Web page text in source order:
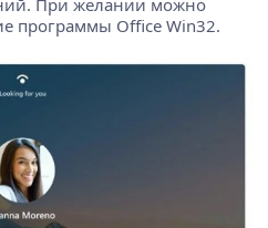
При желании можно
программы Office Win32.